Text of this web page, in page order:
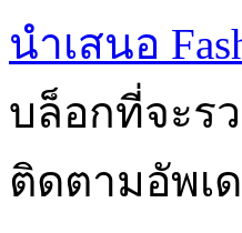
นำเสนอ
บล็อกที่จะร
ติดตามอัพเ